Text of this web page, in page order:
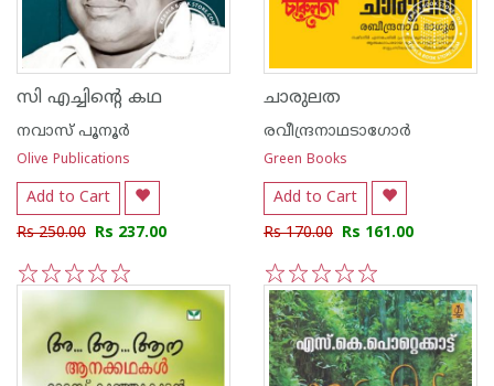
സി എച്ചിന്റെ കഥ
നവാസ് പൂനൂര്‍
Olive Publications
Add to Cart
Rs 250.00 Rs 237.00
5
4
3
2
1
ചാരുലത
രവീന്ദ്രനാഥടാഗോര്‍
Green Books
Add to Cart
Rs 170.00 Rs 161.00
5
4
3
2
1